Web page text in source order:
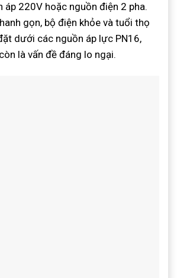
áp 220V hoặc nguồn điện 2 pha.
gọn, bộ điện khỏe và tuổi thọ
dưới các nguồn áp lực PN16,
là vấn đề đáng lo ngại.